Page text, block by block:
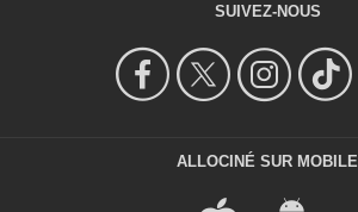
SUIVEZ-NOUS
ALLOCINÉ SUR MOBILE